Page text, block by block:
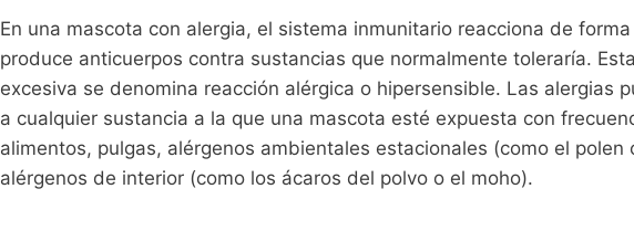
En una mascota con alergia, el sistema inmunitario reacciona de
produce anticuerpos contra sustancias que normalmente toleraría.
excesiva se denomina reacción alérgica o hipersensible. Las alergias
a cualquier sustancia a la que una mascota esté expuesta con
alimentos, pulgas, alérgenos ambientales estacionales (como el polen
alérgenos de interior (como los ácaros del polvo o el moho).